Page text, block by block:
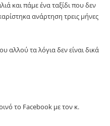
και πάμε ένα ταξίδι που δεν
ανάρτηση τρεις μήνες
αλλού τα λόγια δεν είναι δικά
το Facebook με τον κ.